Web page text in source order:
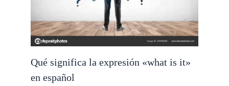
Qué significa la expresión «what is it»
en español